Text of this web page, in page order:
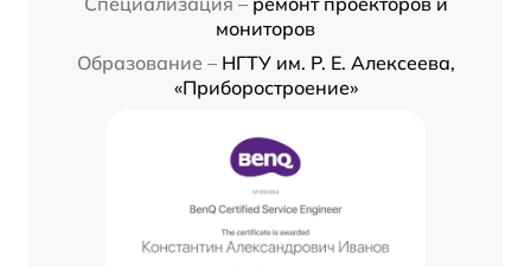
мониторов
Образование – НГТУ им. Р. Е. Алексеева,
«Приборостроение»